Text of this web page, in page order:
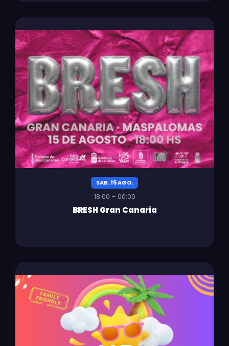
SAB. 15 AGO.
18:00 – 00:00
BRESH Gran Canaria